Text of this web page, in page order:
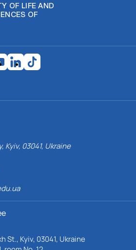
OF LIFE AND
OF
Kyiv, 03041, Ukraine
St., Kyiv, 03041, Ukraine